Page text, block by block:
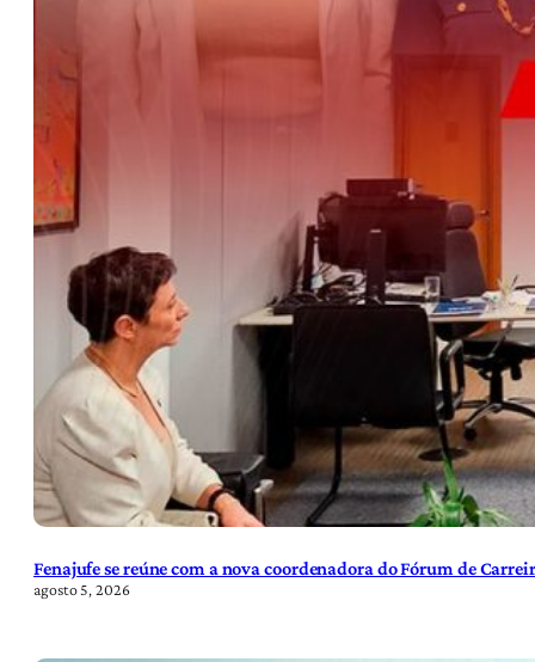
Fenajufe se reúne com a nova coordenadora do Fórum de
agosto 5, 2026